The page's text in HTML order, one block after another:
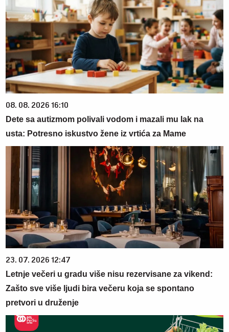
08. 08. 2026 16:10
Dete sa autizmom polivali vodom i mazali mu lak na
usta: Potresno iskustvo žene iz vrtića za Mame
23. 07. 2026 12:47
Letnje večeri u gradu više nisu rezervisane za vikend:
Zašto sve više ljudi bira večeru koja se spontano
pretvori u druženje